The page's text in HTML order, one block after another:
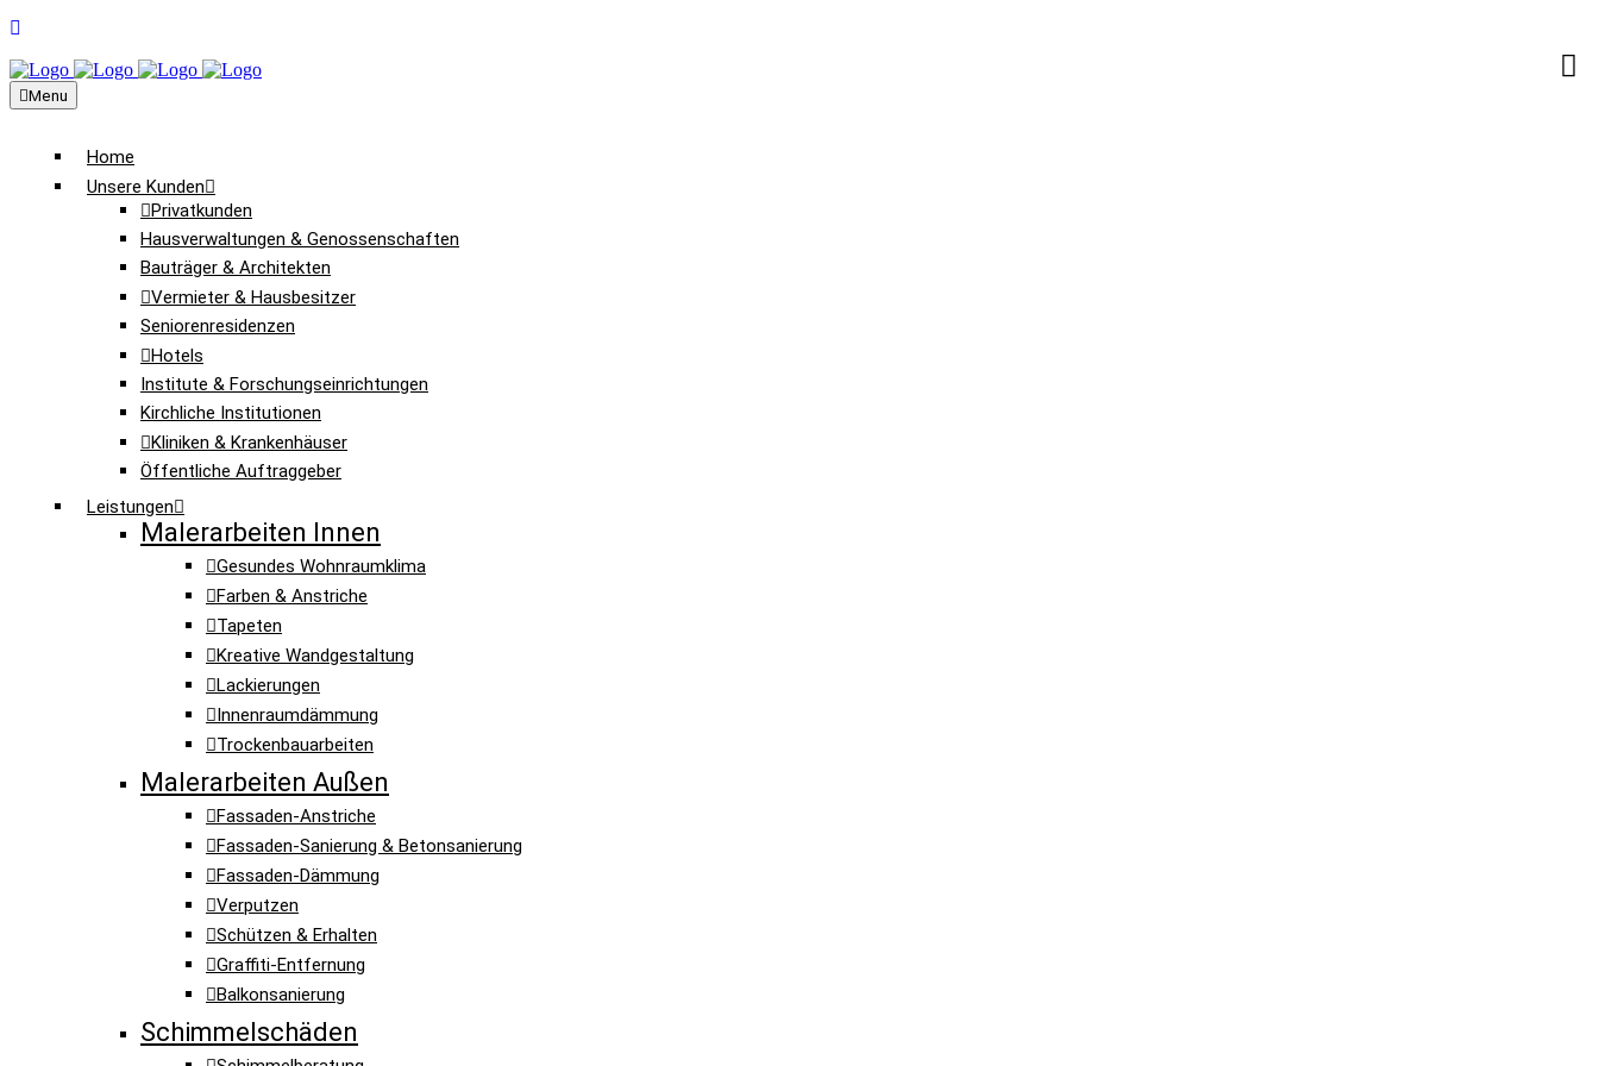
Menu
Home
Unsere Kunden
Privatkunden
Hausverwaltungen & Genossenschaften
Bauträger & Architekten
Vermieter & Hausbesitzer
Seniorenresidenzen
Hotels
Institute & Forschungseinrichtungen
Kirchliche Institutionen
Kliniken & Krankenhäuser
Öffentliche Auftraggeber
Leistungen
Malerarbeiten Innen
Gesundes Wohnraumklima
Farben & Anstriche
Tapeten
Kreative Wandgestaltung
Lackierungen
Innenraumdämmung
Trockenbauarbeiten
Malerarbeiten Außen
Fassaden-Anstriche
Fassaden-Sanierung & Betonsanierung
Fassaden-Dämmung
Verputzen
Schützen & Erhalten
Graffiti-Entfernung
Balkonsanierung
Schimmelschäden